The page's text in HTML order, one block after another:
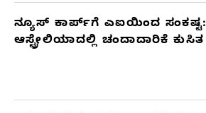
ನ್ಯೂಸ್ ಕಾರ್ಪ್‌ಗೆ ಎಐಯಿಂದ ಸಂಕಷ್ಟ:
ಆಸ್ಟ್ರೇಲಿಯಾದಲ್ಲಿ ಚಂದಾದಾರಿಕೆ ಕುಸಿತ